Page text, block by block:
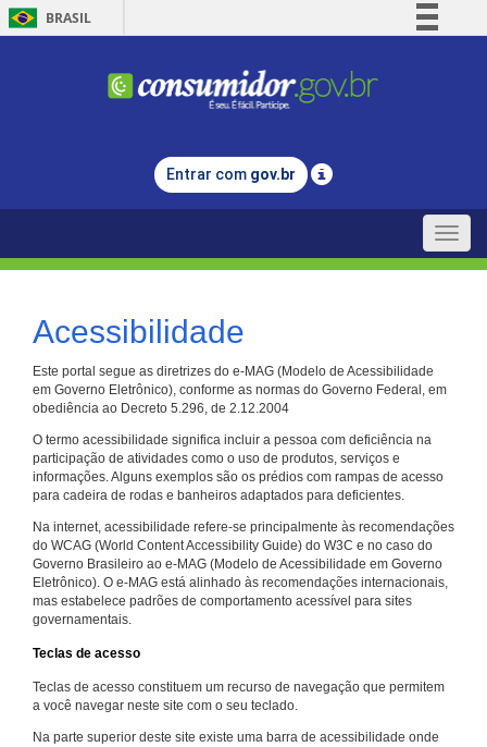
BRASIL
Comunica BR
Legislação
Entrar com gov.br
Toggle
Acessibilidade
Este portal segue as diretrizes do e-MAG (Modelo de Acessibilidade
em Governo Eletrônico), conforme as normas do Governo Federal, em
obediência ao Decreto 5.296, de 2.12.2004
O termo acessibilidade significa incluir a pessoa com deficiência na
participação de atividades como o uso de produtos, serviços e
informações. Alguns exemplos são os prédios com rampas de acesso
para cadeira de rodas e banheiros adaptados para deficientes.
Na internet, acessibilidade refere-se principalmente às recomendações
do WCAG (World Content Accessibility Guide) do W3C e no caso do
Governo Brasileiro ao e-MAG (Modelo de Acessibilidade em Governo
Eletrônico). O e-MAG está alinhado às recomendações internacionais,
mas estabelece padrões de comportamento acessível para sites
governamentais.
Teclas de acesso
Teclas de acesso constituem um recurso de navegação que permitem
a você navegar neste site com o seu teclado.
Na parte superior deste site existe uma barra de acessibilidade onde